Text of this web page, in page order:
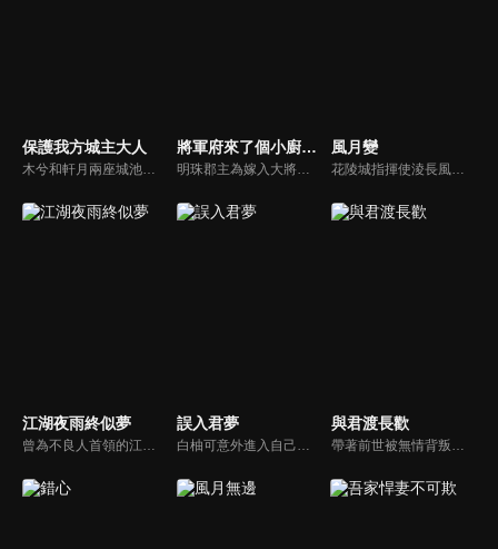
保護我方城主大人
木兮和軒月兩座城池世代交惡，試圖吞併彼此。木兮城老城主只得一女葉昭南。老城主便秘密隱藏了女兒的性別，從小命昭南女扮男裝，即便繼承了城主，也始終以男兒身示人。一次意外，葉昭南墜崖，陰差陽錯，遇到了軒月城城主柳軒冥，從此開啟了一段奇妙的命運。
將軍府來了個小廚娘之落難千金
明珠郡主為嫁入大將軍府，設計殘害蘇淺淺一家。蘇淺淺開始反擊，明珠和蘇淺淺都分別嫁進將軍府，在內宅之中鬥智鬥力，最終蘇淺淺攜手少年將軍楚君遙，完成復仇大計，並以超凡的廚藝贏得大家的喜愛。
風月變
花陵城指揮使淩長風與妻子唐千月是一對新婚三年的恩愛夫妻。除夕夜晚，兩人本約好一起度過，城內卻突發“魂化”暴亂，待淩長風平復暴亂歸來，唐千月已經暈倒在血泊中，胸口上還綻開了一朵鬼魅妖豔的花...唐千月身上到底隱藏了什麼秘密？魂化病症到底為何人計謀？花陵城新故事由此開啟...
江湖夜雨終似夢
曾為不良人首領的江湖，因未能護送關鍵證人韓陽，致使忠將胡將軍蒙冤，不良人兄弟亦因此受害。多年後，他受盧家賞識、以武藝報恩，卻最終選擇獨自漂泊，只求遠離紛爭、過上平凡生活。然而一場與麟鬼閣惡徒的衝突，再度將他捲入風波...
誤入君夢
白柚可意外進入自己創造的漫畫世界，成為女主。想要回到現實就必須讓患有恐女症的男主許澤羽愛上她。白柚可不得不追求許澤羽，卻漸漸對他動了真情，但事情遠沒那麼簡單，一場針對二人的血條宿命和陰謀悄然而至...
與君渡長歡
帶著前世被無情背叛的慘痛記憶，許婉寧得以重生歸來。上一世她不僅被渣男丈夫與綠茶小三欺騙，親生骨肉更早已悲慘離世。這一世，許婉寧在復仇與守護的同時，命運讓她遇上了正在深入調查「紅鸩香」一案的裴珩。兩人從最初的幾番交鋒與試探，到逐漸揭開真相...